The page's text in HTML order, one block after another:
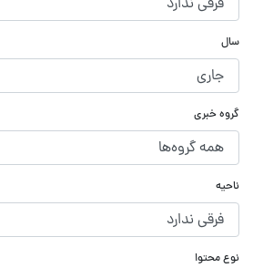
سال
گروه خبری
ناحیه
نوع محتوا